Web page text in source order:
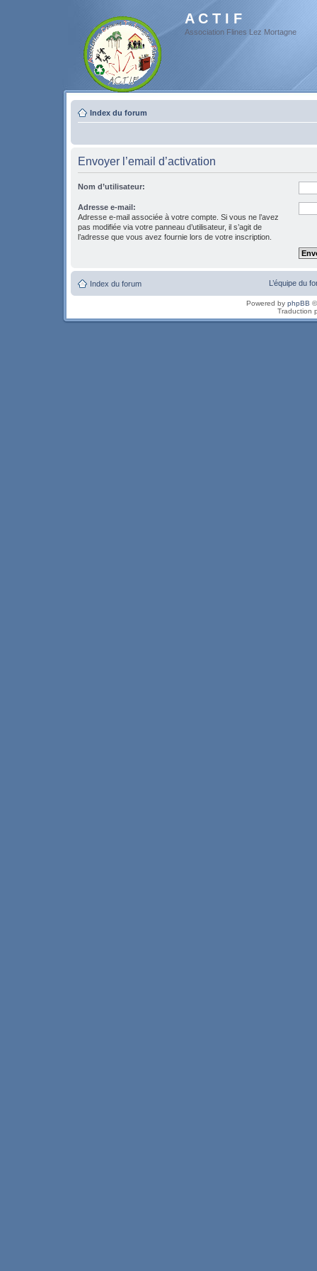
A C T I F
Association Flines Lez Mortagne
Index du forum
Envoyer l’email d’activation
Nom d’utilisateur:
Adresse e-mail:
Adresse e-mail associée à votre compte. Si vous ne l’avez
pas modifiée via votre panneau d’utilisateur, il s’agit de
l’adresse que vous avez fournie lors de votre inscription.
Index du forum L’équipe du
Powered by phpBB
Traduction